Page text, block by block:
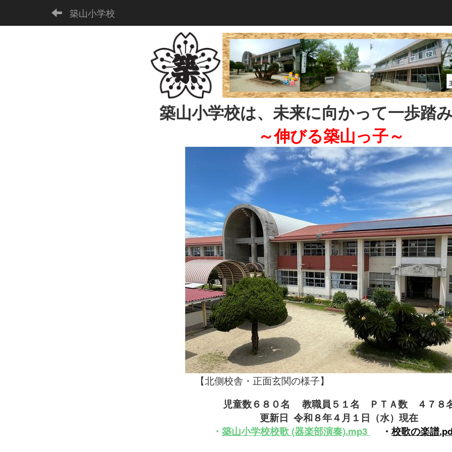
築山小学校
築山小学校は、未来に向かって一歩踏
～伸びる築山っ子～
【北側校舎・正面玄関の様子】
児童数６８０名 教職員５１名
ＰＴＡ数 ４７８
更新日 令和８年４月１ 日（水）現在
・ 築山小学校校歌 (器楽部演奏).mp3 ・校歌の楽譜